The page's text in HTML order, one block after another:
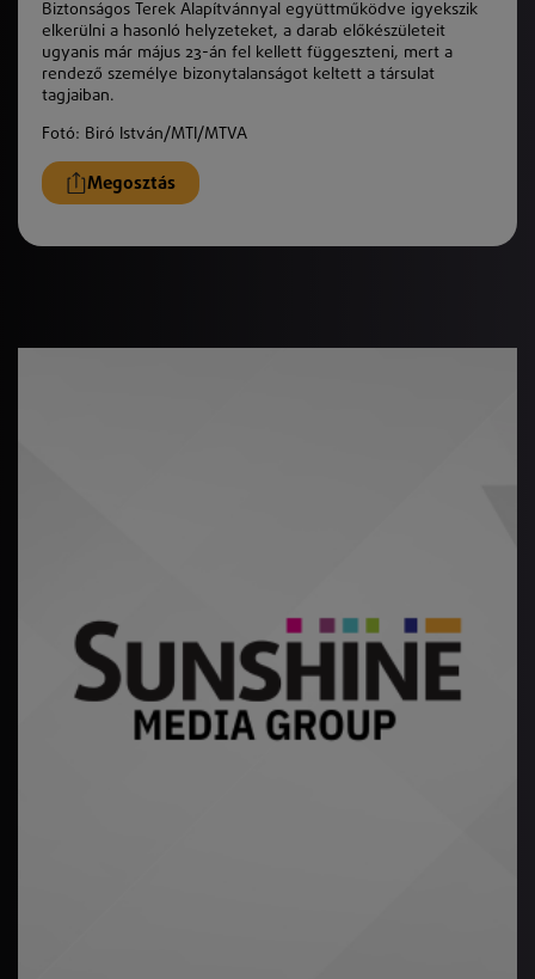
Biztonságos Terek Alapítvánnyal együttműködve igyekszik
elkerülni a hasonló helyzeteket, a darab előkészületeit
ugyanis már május 23-án fel kellett függeszteni, mert a
rendező személye bizonytalanságot keltett a társulat
tagjaiban.
Fotó: Biró István/MTI/MTVA
Megosztás